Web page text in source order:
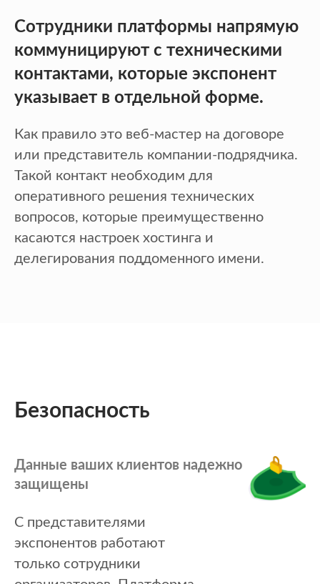
Сотрудники платформы напрямую
коммуницируют с техническими
контактами, которые экспонент
указывает в отдельной форме.
Как правило это веб-мастер на договоре
или представитель компании-подрядчика.
Такой контакт необходим для
оперативного решения технических
вопросов, которые преимущественно
касаются настроек хостинга и
делегирования поддоменного имени.
Безопасность
Данные ваших клиентов надежно
защищены
С представителями
экспонентов работают
только сотрудники